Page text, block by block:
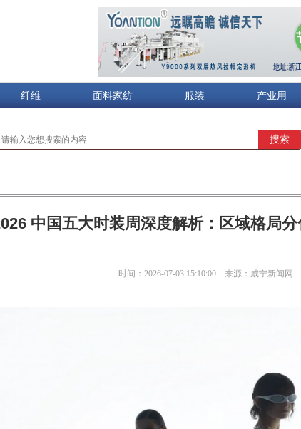
纤维 面料家纺 服装 产业用
中国五大时装周深度解析：区域格局
时间：2026-07-03 15:10:00来源：咸宁新闻网